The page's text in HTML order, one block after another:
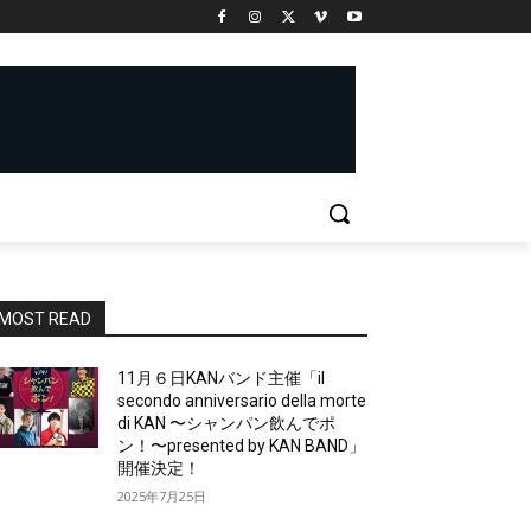
READ
11月６日KANバンド主催「il
secondo anniversario della morte
di KAN 〜シャンパン飲んでポ
ン！〜presented by KAN BAND」
開催決定！
2025年7月25日